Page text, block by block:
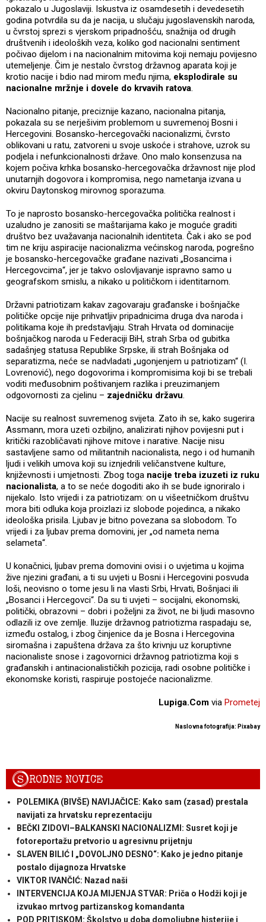
pokazalo u Jugoslaviji. Iskustva iz osamdesetih i devedesetih
godina potvrdila su da je nacija, u slučaju jugoslavenskih naroda,
u čvrstoj sprezi s vjerskom pripadnošću, snažnija od drugih
društvenih i ideoloških veza, koliko god nacionalni sentiment
počivao dijelom i na nacionalnim mitovima koji nemaju povijesno
utemeljenje. Čim je nestalo čvrstog državnog aparata koji je
krotio nacije i bdio nad mirom među njima, eksplodirale su
nacionalne mržnje i dovele do krvavih ratova.
Nacionalno pitanje, preciznije kazano, nacionalna pitanja,
pokazala su se nerješivim problemom u suvremenoj Bosni i
Hercegovini. Bosansko-hercegovački nacionalizmi, čvrsto
oblikovani u ratu, zatvoreni u svoje uskoće i strahove, uzrok su
podjela i nefunkcionalnosti države. Ono malo konsenzusa na
kojem počiva krhka bosansko-hercegovačka državnost nije plod
unutarnjih dogovora i kompromisa, nego nametanja izvana u
okviru Daytonskog mirovnog sporazuma.
To je naprosto bosansko-hercegovačka politička realnost i
uzaludno je zanositi se maštarijama kako je moguće graditi
društvo bez uvažavanja nacionalnih identiteta. Čak i ako se pod
tim ne kriju aspiracije nacionalizma većinskog naroda, pogrešno
je bosansko-hercegovačke građane nazivati „Bosancima i
Hercegovcima“, jer je takvo oslovljavanje ispravno samo u
geografskom smislu, a nikako u političkom i identitarnom.
Državni patriotizam kakav zagovaraju građanske i bošnjačke
političke opcije nije prihvatljiv pripadnicima druga dva naroda i
politikama koje ih predstavljaju. Strah Hrvata od dominacije
bošnjačkog naroda u Federaciji BiH, strah Srba od gubitka
sadašnjeg statusa Republike Srpske, ili strah Bošnjaka od
separatizma, neće se nadvladati „ugonjenjem u patriotizam“ (I.
Lovrenović), nego dogovorima i kompromisima koji bi se trebali
voditi međusobnim poštivanjem razlika i preuzimanjem
odgovornosti za cjelinu – zajedničku državu.
Nacije su realnost suvremenog svijeta. Zato ih se, kako sugerira
Assmann, mora uzeti ozbiljno, analizirati njihov povijesni put i
kritički razobličavati njihove mitove i narative. Nacije nisu
sastavljene samo od militantnih nacionalista, nego i od humanih
ljudi i velikih umova koji su iznjedrili veličanstvene kulture,
književnosti i umjetnosti. Zbog toga nacije treba izuzeti iz ruku
nacionalista, a to se neće dogoditi ako ih se bude ignoriralo i
nijekalo. Isto vrijedi i za patriotizam: on u višeetničkom društvu
mora biti odluka koja proizlazi iz slobode pojedinca, a nikako
ideološka prisila. Ljubav je bitno povezana sa slobodom. To
vrijedi i za ljubav prema domovini, jer „od nameta nema
selameta“.
U konačnici, ljubav prema domovini ovisi i o uvjetima u kojima
žive njezini građani, a ti su uvjeti u Bosni i Hercegovini posvuda
loši, neovisno o tome jesu li na vlasti Srbi, Hrvati, Bošnjaci ili
„Bosanci i Hercegovci“. Da su ti uvjeti – socijalni, ekonomski,
politički, obrazovni – dobri i poželjni za život, ne bi ljudi masovno
odlazili iz ove zemlje. Iluzije državnog patriotizma raspadaju se,
između ostalog, i zbog činjenice da je Bosna i Hercegovina
siromašna i zapuštena država za što krivnju uz koruptivne
nacionaliste snose i zagovornici državnog patriotizma koji s
građanskih i antinacionalističkih pozicija, radi osobne političke i
ekonomske koristi, raspiruje postojeće nacionalizme.
Lupiga.Com via Prometej
Naslovna fotografija: Pixabay
SRODNE NOVICE
POLEMIKA (BIVŠE) NAVIJAČICE: Kako sam (zasad) prestala
navijati za hrvatsku reprezentaciju
BEČKI ZIDOVI–BALKANSKI NACIONALIZMI: Susret koji je
fotoreportažu pretvorio u agresivnu prijetnju
SLAVEN BILIĆ I „DOVOLJNO DESNO“: Kako je jedno pitanje
postalo dijagnoza Hrvatske
VIKTOR IVANČIĆ: Nazad naši
INTERVENCIJA KOJA MIJENJA STVAR: Priča o Hodži koji je
izvukao mrtvog partizanskog komandanta
POD PRITISKOM: Školstvo u doba domoljubne histerije i